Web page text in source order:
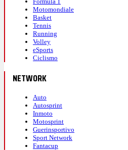
Motomondiale
Basket
Tennis
Running
Volley
eSports
Ciclismo
NETWORK
Auto
Autosprint
Inmoto
Motosprint
Guerinsportivo
Sport Network
Fantacup